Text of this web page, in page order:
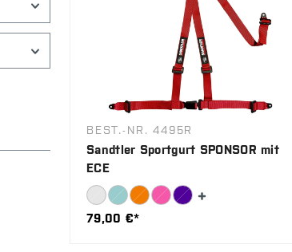
BEST.-NR. 4495R
Sandtler Sportgurt SPONSOR mit
ECE
79,00 €*